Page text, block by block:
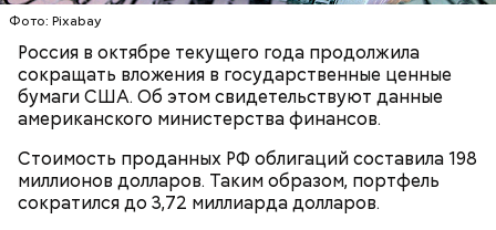
Фото: Pixabay
Россия в октябре текущего года продолжила
сокращать вложения в государственные ценные
бумаги США. Об этом свидетельствуют данные
американского министерства финансов.
Стоимость проданных РФ облигаций составила 198
миллионов долларов. Таким образом, портфель
сократился до 3,72 миллиарда долларов.
Гид отметил, что еще далеко не все туристические
маршруты проложены, пока это больше похоже на
эксперимент. Бабич заверил, что туристам не стоит
беспокоиться насчет риска получить опасную дозу
радиации.
решает насущных проблем вооружения и экологии.
Есть масса могущественных субъектов
международных отношений, которые